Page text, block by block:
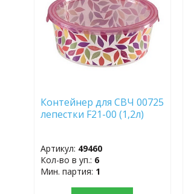
Контейнер для СВЧ 00725
лепестки F21-00 (1,2л)
Артикул: 49460
Кол-во в уп.: 6
Мин. партия: 1